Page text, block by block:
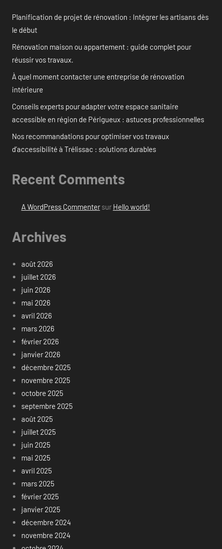
Planification de projet de rénovation : Intégrer les artisans dès
le début
Rénovation maison ou appartement : guide complet pour
réussir vos travaux.
À quel moment contacter une entreprise de rénovation
intérieure
Conseils experts pour adapter votre espace sanitaire
accessible en région de Périgueux : astuces professionnelles
Nos recommandations pour optimiser vos travaux
d’accessibilité à Trélissac : solutions durables
Recent Comments
A WordPress Commentersur Hello world!
Archives
août 2026
juillet 2026
juin 2026
mai 2026
avril 2026
mars 2026
février 2026
janvier 2026
décembre 2025
novembre 2025
octobre 2025
septembre 2025
août 2025
juillet 2025
juin 2025
mai 2025
avril 2025
mars 2025
février 2025
janvier 2025
décembre 2024
novembre 2024